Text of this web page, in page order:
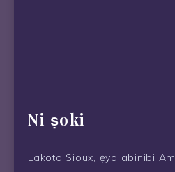
Ni ṣoki
Lakota Sioux, ẹya abinibi